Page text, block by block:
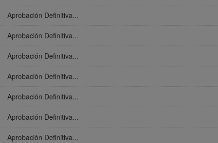
Aprobación Definitiva...
Aprobación Definitiva...
Aprobación Definitiva...
Aprobación Definitiva...
Aprobación Definitiva...
Aprobación Definitiva...
Aprobación Definitiva...